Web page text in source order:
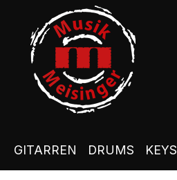
Hauptinhalt springen
Zur Suche springen
Zur Hauptnavigation springen
GITARREN DRUMS KEYS